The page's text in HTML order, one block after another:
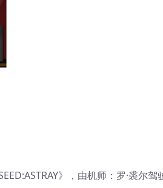
》，由机师：罗·裘尔驾